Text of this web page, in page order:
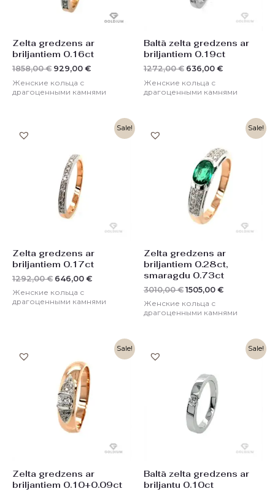
Zelta gredzens ar
briljantiem 0.16ct
1858,00€ 929,00 €
Женские кольца с
драгоценными камнями
Baltā zelta gredzens ar
briljantiem 0.19ct
1272,00€ 636,00 €
Женские кольца с
драгоценными камнями
Sale!
Zelta gredzens ar
briljantiem 0.17ct
1292,00€
Первоначальная
1292,00 €.
646,00 €
Текущая
Женские кольца с
драгоценными камнями
Sale!
Zelta gredzens ar
briljantiem 0.28ct,
smaragdu 0.73ct
3010,00€
Первоначальная
3010,00 €.
1505,00 €
Текущая
Женские кольца с
драгоценными камнями
Sale!
Zelta gredzens ar
briljantiem 0.10+0.09ct
Первоначальная
составляла
1602,00 €.
Текущая
801,00 €.
Sale!
Baltā zelta gredzens ar
briljantu 0.10ct
Первоначальная
1316,00 €.
Текущая